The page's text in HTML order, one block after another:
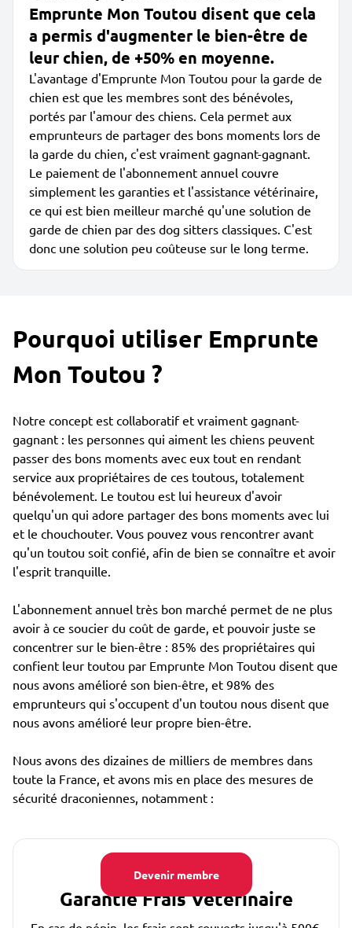
Devenir membre
Emprunte Mon Toutou disent que cela
a permis d'augmenter le bien-être de
leur chien, de +50% en moyenne.
L'avantage d'Emprunte Mon Toutou pour la garde de
chien est que les membres sont des bénévoles,
portés par l'amour des chiens. Cela permet aux
emprunteurs de partager des bons moments lors de
la garde du chien, c'est vraiment gagnant-gagnant.
Le paiement de l'abonnement annuel couvre
simplement les garanties et l'assistance vétérinaire,
ce qui est bien meilleur marché qu'une solution de
garde de chien par des dog sitters classiques. C'est
donc une solution peu coûteuse sur le long terme.
Pourquoi utiliser Emprunte
Mon Toutou ?
Notre concept est collaboratif et vraiment gagnant-
gagnant : les personnes qui aiment les chiens peuvent
passer des bons moments avec eux tout en rendant
service aux propriétaires de ces toutous, totalement
bénévolement. Le toutou est lui heureux d'avoir
quelqu'un qui adore partager des bons moments avec lui
et le chouchouter. Vous pouvez vous rencontrer avant
qu'un toutou soit confié, afin de bien se connaître et avoir
l'esprit tranquille.
L'abonnement annuel très bon marché permet de ne plus
avoir à ce soucier du coût de garde, et pouvoir juste se
concentrer sur le bien-être : 85% des propriétaires qui
confient leur toutou par Emprunte Mon Toutou disent que
nous avons amélioré son bien-être, et 98% des
emprunteurs qui s'occupent d'un toutou nous disent que
nous avons amélioré leur propre bien-être.
Nous avons des dizaines de milliers de membres dans
toute la France, et avons mis en place des mesures de
sécurité draconiennes, notamment :
Garantie Frais Vétérinaire